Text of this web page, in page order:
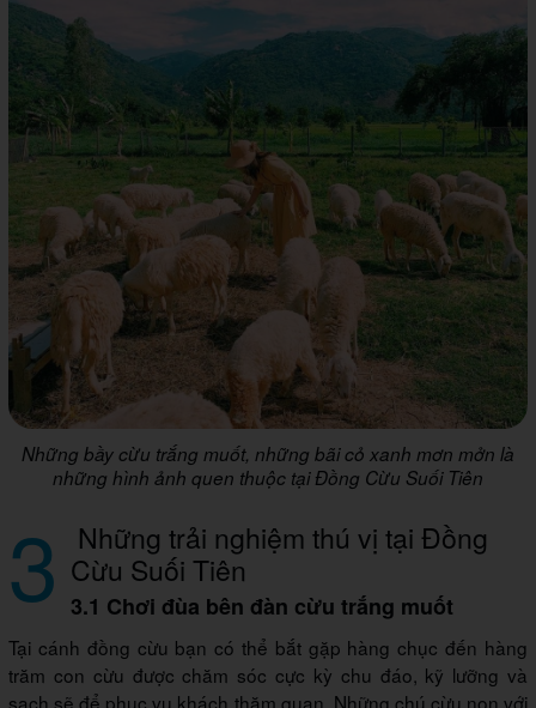
Những bầy cừu trắng muốt, những bãi cỏ xanh mơn mởn là
những hình ảnh quen thuộc tại Đồng Cừu Suối Tiên
3 Những trải nghiệm thú vị tại Đồng
Cừu Suối Tiên
3.1 Chơi đùa bên đàn cừu trắng muốt
Tại cánh đồng cừu bạn có thể bắt gặp hàng chục đến hàng
trăm con cừu được chăm sóc cực kỳ chu đáo, kỹ lưỡng và
sạch sẽ để phục vụ khách thăm quan. Những chú cừu non với